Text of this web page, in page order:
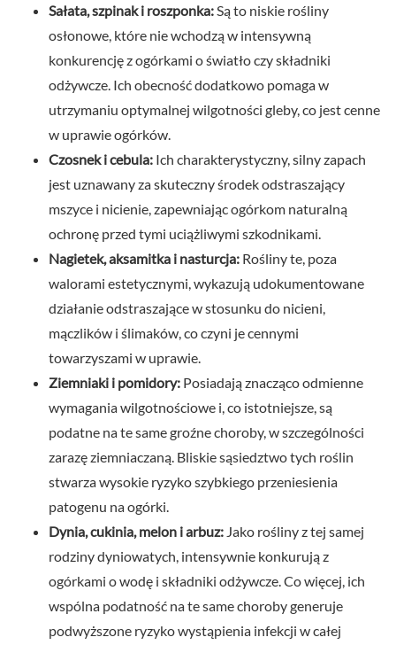
Sałata, szpinak i roszponka: Są to niskie rośliny
osłonowe, które nie wchodzą w intensywną
konkurencję z ogórkami o światło czy składniki
odżywcze. Ich obecność dodatkowo pomaga w
utrzymaniu optymalnej wilgotności gleby, co jest cenne
w uprawie ogórków.
Czosnek i cebula: Ich charakterystyczny, silny zapach
jest uznawany za skuteczny środek odstraszający
mszyce i nicienie, zapewniając ogórkom naturalną
ochronę przed tymi uciążliwymi szkodnikami.
Nagietek, aksamitka i nasturcja: Rośliny te, poza
walorami estetycznymi, wykazują udokumentowane
działanie odstraszające w stosunku do nicieni,
mączlików i ślimaków, co czyni je cennymi
towarzyszami w uprawie.
Ziemniaki i pomidory: Posiadają znacząco odmienne
wymagania wilgotnościowe i, co istotniejsze, są
podatne na te same groźne choroby, w szczególności
zarazę ziemniaczaną. Bliskie sąsiedztwo tych roślin
stwarza wysokie ryzyko szybkiego przeniesienia
patogenu na ogórki.
Dynia, cukinia, melon i arbuz: Jako rośliny z tej samej
rodziny dyniowatych, intensywnie konkurują z
ogórkami o wodę i składniki odżywcze. Co więcej, ich
wspólna podatność na te same choroby generuje
podwyższone ryzyko wystąpienia infekcji w całej